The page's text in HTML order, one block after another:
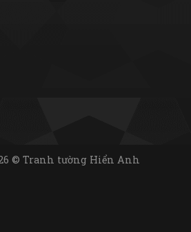
© Tranh tường Hiển Anh